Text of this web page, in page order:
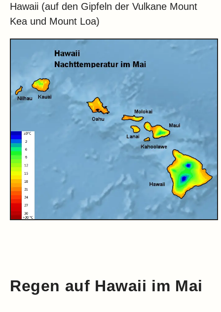
Hawaii (auf den Gipfeln der Vulkane Mount
Kea und Mount Loa)
Regen auf Hawaii im Mai